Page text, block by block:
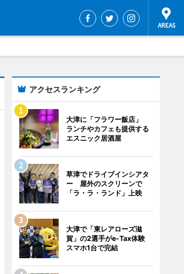
アクセスランキング
大津に「フラワー飯店」
ランチやカフェも提供する
エスニック居酒屋
草津でドライブインシアタ
ー 屋外のスクリーンで
「ラ・ラ・ランド」上映
大津で「東レアローズ滋
賀」の2選手がe-Tax体験
スマホ1台で完結